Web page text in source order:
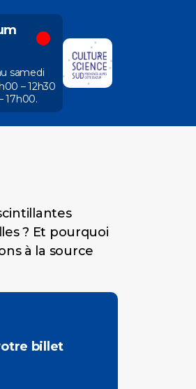
samedi
– 12h30
17h00.
? Et pourquoi
à la source
billet